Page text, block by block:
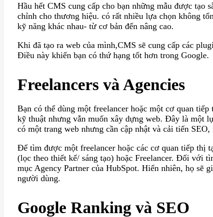
Hầu hết CMS cung cấp cho bạn những mẫu được tạo
chỉnh cho thương hiệu. có rất nhiều lựa chọn không
kỹ năng khác nhau- từ cơ bản đến nâng cao.
Khi đã tạo ra web của mình,CMS sẽ cung cấp các
Điều này khiến bạn có thứ hạng tốt hơn trong Google.
Freelancers và Agencies
Bạn có thể dùng một freelancer hoặc một cơ quan
kỹ thuật nhưng vẫn muốn xây dựng web. Đây là một
có một trang web nhưng cần cập nhật và cải tiến
Để tìm được một freelancer hoặc các cơ quan tiếp thị
(lọc theo thiết kế/ sáng tạo) hoặc Freelancer. Đối với
mục Agency Partner của HubSpot. Hiển nhiên, họ sẽ
người dùng.
Google Ranking và SEO